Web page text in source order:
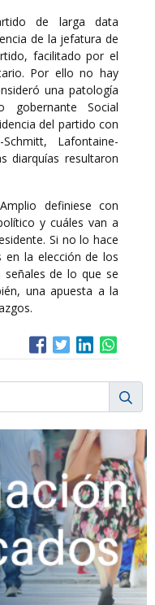
de larga data
de la jefatura de
facilitado por el
Por ello no hay
una patología
Social
del partido con
Lafontaine-
diarquías resultaron
definiese con
y cuáles van a
Si no lo hace
en la elección de los
señales de lo que se
una apuesta a la